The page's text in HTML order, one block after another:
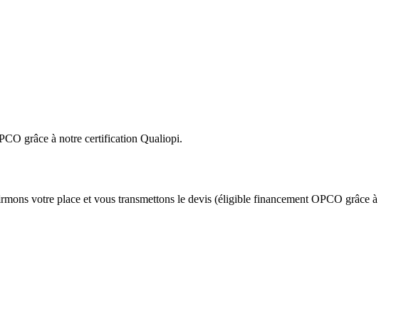
grâce à notre certification Qualiopi.
votre place et vous transmettons le devis (éligible financement OPCO grâce à